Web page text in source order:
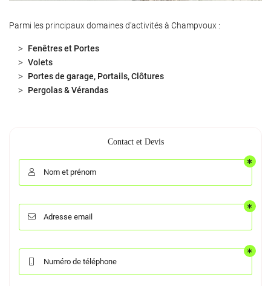
Parmi les principaux domaines d'activités à Champvoux :
Fenêtres et Portes
Volets
Portes de garage, Portails, Clôtures
Pergolas & Vérandas
Contact et Devis
 Nom et prénom
 Adresse email
Numéro de téléphone